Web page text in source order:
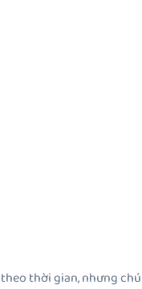
thời gian, nhưng